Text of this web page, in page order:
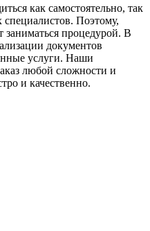
как самостоятельно, так
Поэтому,
заниматься процедурой. В
документов
услуги. Наши
любой сложности и
и качественно.